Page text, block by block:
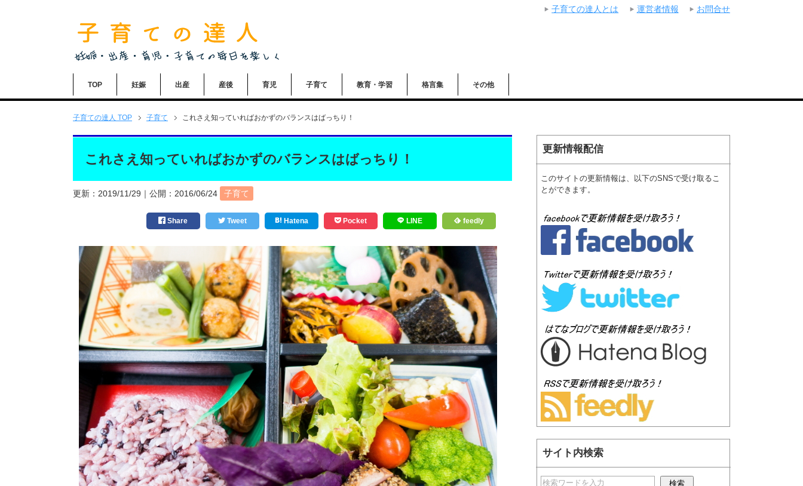
TOP 妊娠 出産 産後 育児 子育て 教育・学習 格言集 その他
子育ての達人 TOP 子育て これさえ知っていればおかずのバランスはばっちり！
これさえ知っていればおかずのバランスはばっちり！
更新： 2019/11/29 ｜公開： 2016/06/24 子育て
Share Tweet Hatena Pocket LINE feedly
更新情報配信
このサイトの更新情報は、以下のSNSで受け取るこ
とができます。
サイト内検索
子育ての達人とは 運営者情報 お問合せ